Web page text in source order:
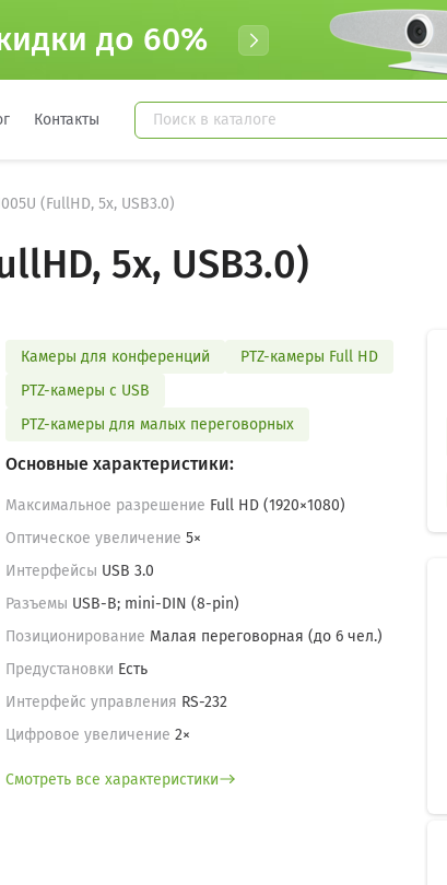
до 60%
Контакты
(FullHD, 5x, USB3.0)
5x, USB3.0)
Камеры для конференций
PTZ-камеры Full HD
PTZ-камеры с USB
PTZ-камеры для малых переговорных
Основные характеристики:
Максимальное разрешение Full HD (1920×1080)
Оптическое увеличение 5×
Интерфейсы USB 3.0
Разъемы USB-B; mini-DIN (8-pin)
Позиционирование Малая переговорная (до 6 чел.)
Предустановки Есть
Интерфейс управления RS-232
Цифровое увеличение 2×
Смотреть все характеристики